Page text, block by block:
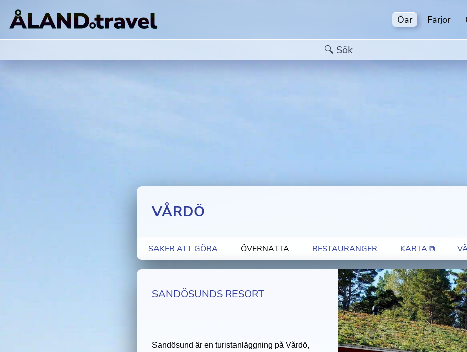
Öar Färjor
VÅRDÖ
SAKER ATT GÖRA ÖVERNATTA RESTAURANGER KARTA ⧉
SANDÖSUNDS RESORT
Sandösund är en turistanläggning på Vårdö,